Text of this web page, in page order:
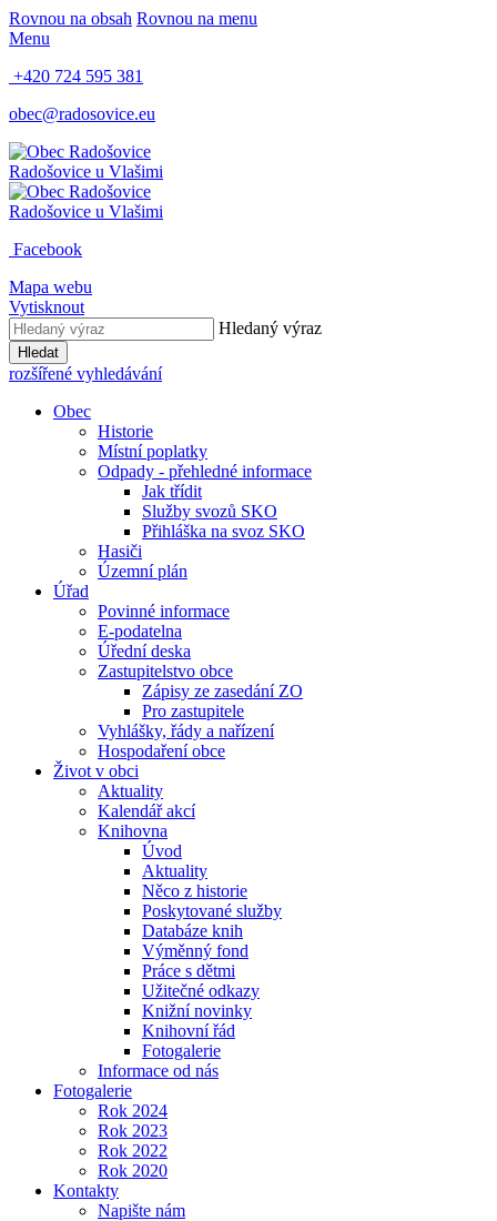
Rovnou na obsah Rovnou na menu
Menu
+420 724 595 381
obec@radosovice.eu
Radošovice u Vlašimi
Radošovice u Vlašimi
Facebook
Mapa webu
Vytisknout
Hledaný výraz
Hledat
rozšířené vyhledávání
Obec
Historie
Místní poplatky
Odpady - přehledné informace
Jak třídit
Služby svozů SKO
Přihláška na svoz SKO
Hasiči
Územní plán
Úřad
Povinné informace
E-podatelna
Úřední deska
Zastupitelstvo obce
Zápisy ze zasedání ZO
Pro zastupitele
Vyhlášky, řády a nařízení
Hospodaření obce
Život v obci
Aktuality
Kalendář akcí
Knihovna
Úvod
Aktuality
Něco z historie
Poskytované služby
Databáze knih
Výměnný fond
Práce s dětmi
Užitečné odkazy
Knižní novinky
Knihovní řád
Fotogalerie
Informace od nás
Fotogalerie
Rok 2024
Rok 2023
Rok 2022
Rok 2020
Kontakty
Napište nám